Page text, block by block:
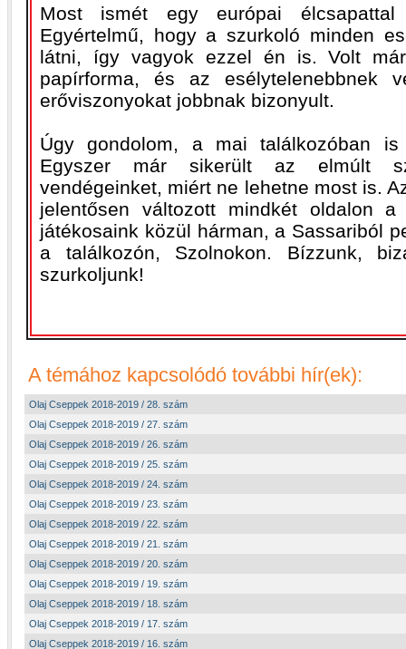
Most ismét egy európai
Egyértelmű, hogy a szurkoló minden
látni, így vagyok ezzel én is. Volt
papírforma, és az esélytelenebbnek
erőviszonyokat jobbnak bizonyult.
Úgy gondolom, a mai találkozóban
Egyszer már sikerült az elmúlt
vendégeinket, miért ne lehetne most is.
jelentősen változott mindkét oldalon
játékosaink közül hárman, a Sassariból
a találkozón, Szolnokon. Bízzunk,
szurkoljunk!
A témához kapcsolódó további hír(ek):
Olaj Cseppek 2018-2019 / 28. szám
Olaj Cseppek 2018-2019 / 27. szám
Olaj Cseppek 2018-2019 / 26. szám
Olaj Cseppek 2018-2019 / 25. szám
Olaj Cseppek 2018-2019 / 24. szám
Olaj Cseppek 2018-2019 / 23. szám
Olaj Cseppek 2018-2019 / 22. szám
Olaj Cseppek 2018-2019 / 21. szám
Olaj Cseppek 2018-2019 / 20. szám
Olaj Cseppek 2018-2019 / 19. szám
Olaj Cseppek 2018-2019 / 18. szám
Olaj Cseppek 2018-2019 / 17. szám
Olaj Cseppek 2018-2019 / 16. szám